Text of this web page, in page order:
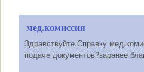
мед.комиссия
Здравствуйте.Справку
подаче документов?заранее